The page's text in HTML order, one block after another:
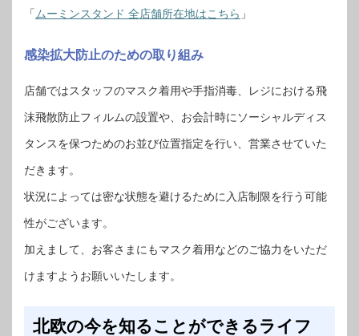
「 ムーミンスタンド 全店舗所在地はこちら 」
感染拡大防止のための取り組み
店舗ではスタッフのマスク着用や手指消毒、レジにおける飛
沫飛散防止フィルムの設置や、お会計時にソーシャルディス
タンスを保つためのお並び位置指定を行い、営業させていた
だきます。
状況によっては密な状態を避けるために入店制限を行う可能
性がございます。
加えまして、お客さまにもマスク着用などのご協力をいただ
けますようお願いいたします。
北欧の今を知ることができるライフ